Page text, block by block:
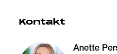
Kontakt
Anette